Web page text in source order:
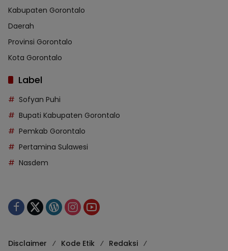
Kabupaten Gorontalo
Daerah
Provinsi Gorontalo
Kota Gorontalo
Label
Sofyan Puhi
Bupati Kabupaten Gorontalo
Pemkab Gorontalo
Pertamina Sulawesi
Nasdem
Disclaimer Kode Etik Redaksi